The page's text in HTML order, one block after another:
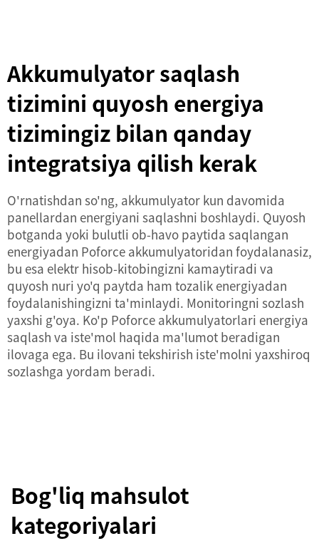
Akkumulyator saqlash
tizimini quyosh energiya
tizimingiz bilan qanday
integratsiya qilish kerak
O'rnatishdan so'ng, akkumulyator kun davomida
panellardan energiyani saqlashni boshlaydi. Quyosh
botganda yoki bulutli ob-havo paytida saqlangan
energiyadan Poforce akkumulyatoridan foydalanasiz,
bu esa elektr hisob-kitobingizni kamaytiradi va
quyosh nuri yo'q paytda ham tozalik energiyadan
foydalanishingizni ta'minlaydi. Monitoringni sozlash
yaxshi g'oya. Ko'p Poforce akkumulyatorlari energiya
saqlash va iste'mol haqida ma'lumot beradigan
ilovaga ega. Bu ilovani tekshirish iste'molni yaxshiroq
sozlashga yordam beradi.
Bog'liq mahsulot
kategoriyalari